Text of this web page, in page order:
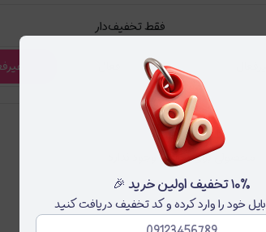
فقط تخفیف‌دار
محصولی برای نمایش وجود ندارد
۱۰٪ تخفیف اولین خرید 🎉
خود را وارد کرده و کد تخفیف دریافت کنید